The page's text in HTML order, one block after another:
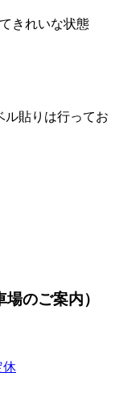
きれいな状態
貼りは行ってお
場のご案内）
休